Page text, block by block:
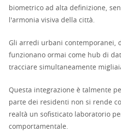
biometrico ad alta definizione,
l'armonia visiva della città.
Gli arredi urbani contemporanei,
funzionano ormai come hub di
tracciare simultaneamente
Questa integrazione è talmente
parte dei residenti non si rende
realtà un sofisticato laboratorio
comportamentale.